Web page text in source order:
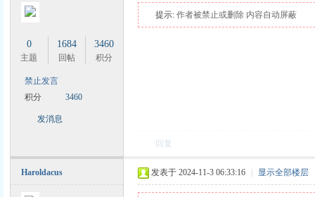
0
主题
1684
回帖
3460
积分
禁止发言
积分
3460
发消息
提示: 作者被禁止或删除 内容自动屏蔽
回复
Haroldacus 发表于 2024-11-3 06:33:16 显示全部楼层